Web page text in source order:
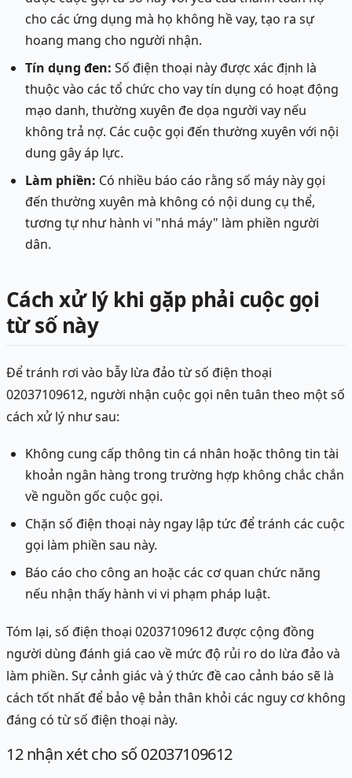
cho các ứng dụng mà họ không hề vay, tạo ra sự
hoang mang cho người nhận.
Tín dụng đen: Số điện thoại này được xác định là
thuộc vào các tổ chức cho vay tín dụng có hoạt động
mạo danh, thường xuyên đe dọa người vay nếu
không trả nợ. Các cuộc gọi đến thường xuyên với nội
dung gây áp lực.
Làm phiền: Có nhiều báo cáo rằng số máy này gọi
đến thường xuyên mà không có nội dung cụ thể,
tương tự như hành vi "nhá máy" làm phiền người
dân.
Cách xử lý khi gặp phải cuộc gọi
từ số này
Để tránh rơi vào bẫy lừa đảo từ số điện thoại
02037109612, người nhận cuộc gọi nên tuân theo một số
cách xử lý như sau:
Không cung cấp thông tin cá nhân hoặc thông tin tài
khoản ngân hàng trong trường hợp không chắc chắn
về nguồn gốc cuộc gọi.
Chặn số điện thoại này ngay lập tức để tránh các cuộc
gọi làm phiền sau này.
Báo cáo cho công an hoặc các cơ quan chức năng
nếu nhận thấy hành vi vi phạm pháp luật.
Tóm lại, số điện thoại 02037109612 được cộng đồng
người dùng đánh giá cao về mức độ rủi ro do lừa đảo và
làm phiền. Sự cảnh giác và ý thức đề cao cảnh báo sẽ là
cách tốt nhất để bảo vệ bản thân khỏi các nguy cơ không
đáng có từ số điện thoại này.
12nhận xétcho số 02037109612